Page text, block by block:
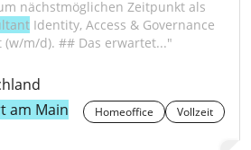
nächstmöglichen Zeitpunkt als
Identity, Access & Governance
(w/m/d). ## Das erwartet..."
am Main
Homeoffice Vollzeit